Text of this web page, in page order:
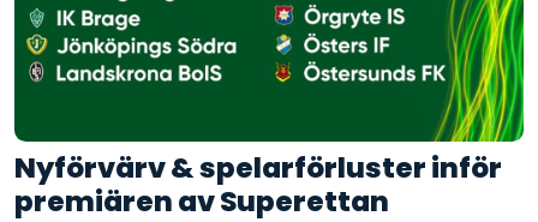
Nyförvärv & spelarförluster inför
premiären av Superettan